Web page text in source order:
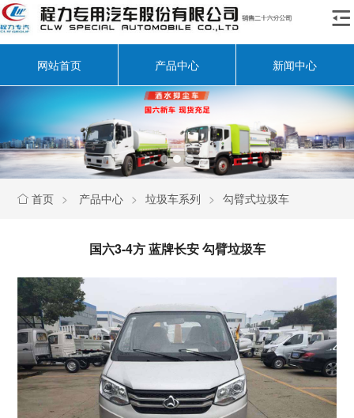

网站首页 产品中心 新闻中心
 首页 > 产品中心 > 垃圾车系列 > 勾臂式垃圾车
国六3-4方 蓝牌长安 勾臂垃圾车